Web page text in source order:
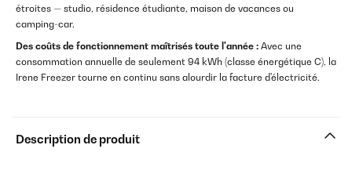
étroites — studio, résidence étudiante, maison de vacances ou
camping-car.
Des coûts de fonctionnement maîtrisés toute l'année : Avec une
consommation annuelle de seulement 94 kWh (classe énergétique C), la
Irene Freezer tourne en continu sans alourdir la facture d'électricité.
Description de produit